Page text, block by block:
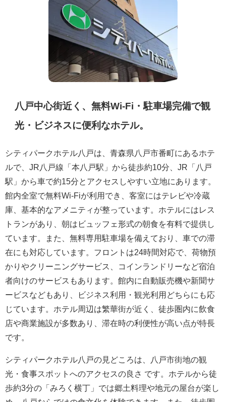
八戸中心街近く、無料Wi-Fi・駐車場完備で観
光・ビジネスに便利なホテル。
シティパークホテル八戸は、青森県八戸市番町にあるホテ
ルで、JR八戸線「本八戸駅」から徒歩約10分、JR「八戸
駅」から車で約15分とアクセスしやすい立地にあります。
館内全室で無料Wi-Fiが利用でき、客室にはテレビや冷蔵
庫、基本的なアメニティが整っています。ホテルにはレス
トランがあり、朝はビュッフェ形式の朝食を有料で提供し
ています。また、無料専用駐車場を備えており、車での滞
在にも対応しています。フロントは24時間対応で、荷物預
かりやクリーニングサービス、コインランドリーなど宿泊
者向けのサービスもあります。館内に自動販売機や新聞サ
ービスなどもあり、ビジネス利用・観光利用どちらにも応
じています。ホテル周辺は繁華街が近く、徒歩圏内に飲食
店や商業施設が多数あり、滞在時の利便性が高い点が特長
です。
シティパークホテル八戸の見どころは、八戸市街地の観
光・食事スポットへのアクセスの良さ です。ホテルから徒
歩約3分の「みろく横丁」では郷土料理や地元の屋台が楽し